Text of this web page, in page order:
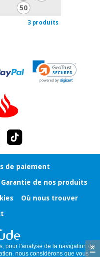
50
3 produits
de paiement
Garantie de nos produits
Où nous trouver
pour l'analyse de la navigation de
nous considérons que vous×